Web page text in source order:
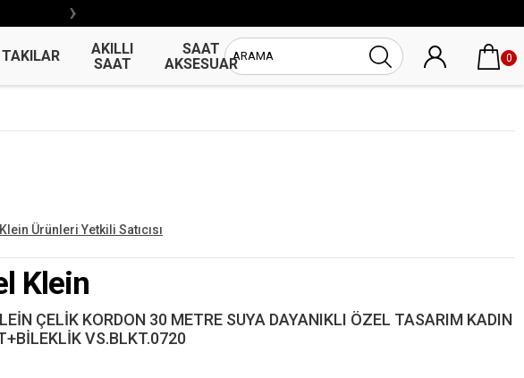
›
TAKILAR
AKILLI
SAAT
SAAT
AKSESUAR
UNİSEX
0
›
Ürünleri Yetkili Satıcısı
Klein
ÇELİK KORDON 30 METRE SUYA DAYANIKLI ÖZEL TASARIM KADIN
VS.BLKT.0720